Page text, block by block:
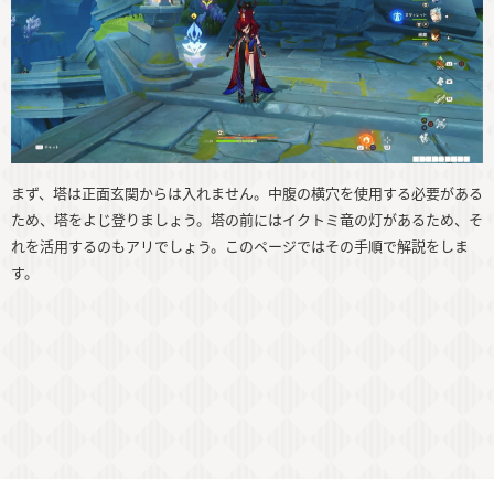
まず、塔は正面玄関からは入れません。中腹の横穴を使用する必要がある
ため、塔をよじ登りましょう。塔の前にはイクトミ竜の灯があるため、そ
れを活用するのもアリでしょう。このページではその手順で解説をしま
す。